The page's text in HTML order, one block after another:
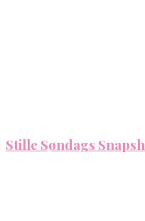
Stille Søndags